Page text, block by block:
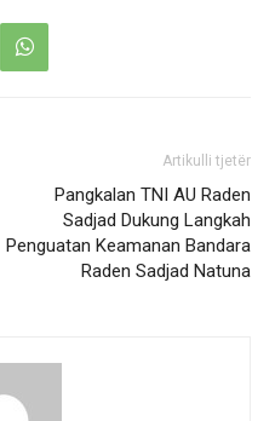
Artikulli tjetër
Pangkalan TNI AU Raden
Sadjad Dukung Langkah
Penguatan Keamanan Bandara
Raden Sadjad Natuna